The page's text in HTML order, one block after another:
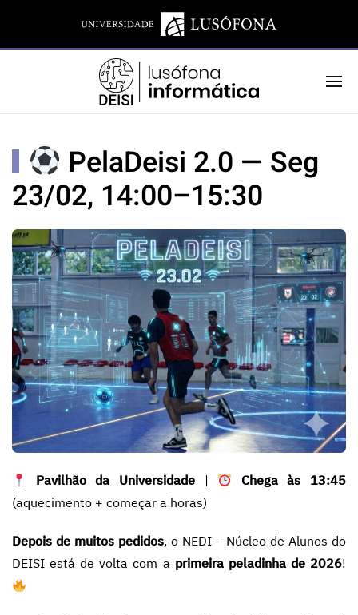
PelaDeisi 2.0 — Seg
23/02, 14:00–15:30
Pavilhão da Universidade|
Chega às 13:45
(aquecimento + começar a horas)
Depois de muitos pedidos, o NEDI – Núcleo de Alunos do
DEISI está de volta com a primeira peladinha de 2026!